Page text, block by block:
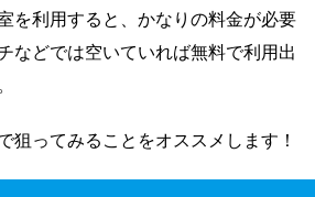
を利用すると、かなりの料金が必要
などでは空いていれば無料で利用出
狙ってみることをオススメします！